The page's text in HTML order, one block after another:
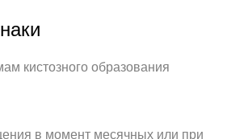
кистозного образования
в момент месячных или при